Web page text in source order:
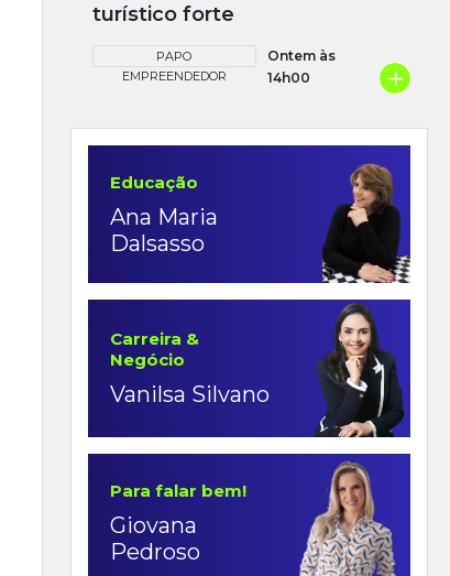
turístico forte
PAPO
EMPREENDEDOR
Ontem às
14h00
+
Educação
Ana Maria
Dalsasso
Carreira &
Negócio
Vanilsa Silvano
Para falar bem!
Giovana
Pedroso